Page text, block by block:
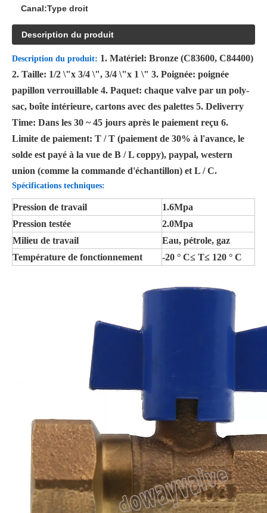
Canal:Type droit
Description du produit
Description du produit: 1. Matériel: Bronze (C83600, C84400)
2. Taille: 1/2 \"x 3/4 \", 3/4 \"x 1 \" 3. Poignée: poignée
papillon verrouillable 4. Paquet: chaque valve par un poly-
sac, boîte intérieure, cartons avec des palettes 5. Deliverry
Time: Dans les 30 ~ 45 jours après le paiement reçu 6.
Limite de paiement: T / T (paiement de 30% à l'avance, le
solde est payé à la vue de B / L coppy), paypal, western
union (comme la commande d'échantillon) et L / C.
Spécifications techniques:
Pression de travail
1.6Mpa
Pression testée
2.0Mpa
Milieu de travail
Eau, pétrole, gaz
Température de fonctionnement
-20 ° C≤ T≤ 120 ° C